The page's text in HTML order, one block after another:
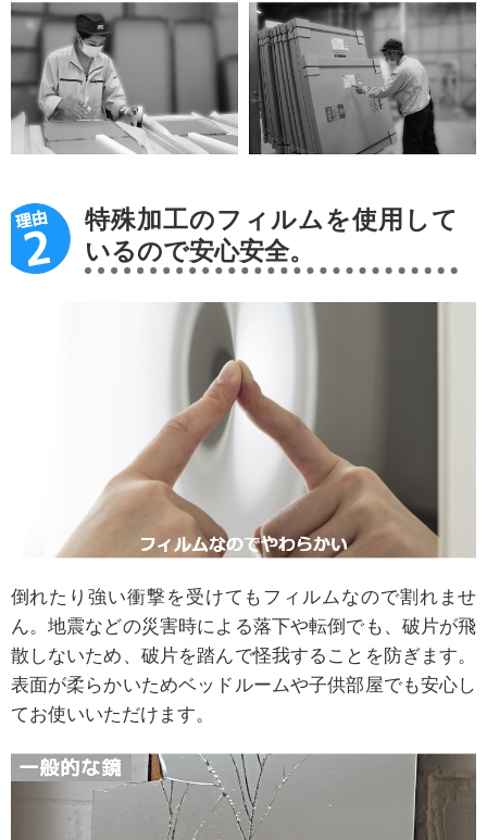
特殊加工のフィルムを使用して
いるので安心安全。
倒れたり強い衝撃を受けてもフィルムなので割れませ
ん。地震などの災害時による落下や転倒でも、破片が飛
散しないため、破片を踏んで怪我することを防ぎます。
表面が柔らかいためベッドルームや子供部屋でも安心し
てお使いいただけます。